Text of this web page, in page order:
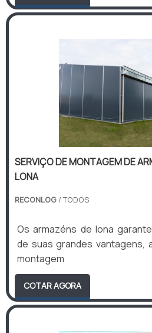
SERVIÇO DE MONTAGEM DE
LONA
RECONLOG / TODOS
Os armazéns de lona
de suas grandes vantagens,
montagem
COTAR AGORA